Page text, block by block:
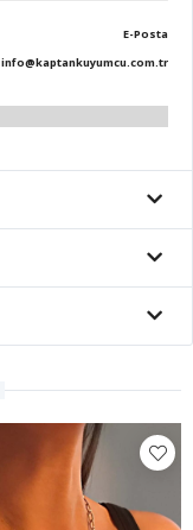
E-Posta
info@kaptankuyumcu.com.tr